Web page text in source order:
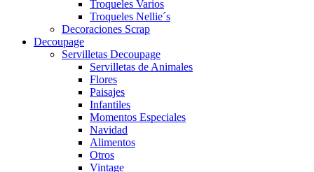
Troqueles Varios
Troqueles Nellie´s
Decoraciones Scrap
Decoupage
Servilletas Decoupage
Servilletas de Animales
Flores
Paisajes
Infantiles
Momentos Especiales
Navidad
Alimentos
Otros
Vintage